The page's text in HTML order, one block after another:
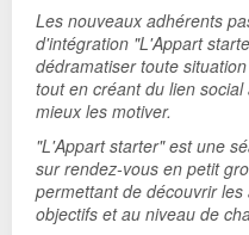
Les nouveaux adhérents
d'intégration "L'Appart
dédramatiser toute
tout en créant du lien
mieux les motiver.
"L'Appart starter" est une
sur rendez-vous en petit
permettant de découvrir
objectifs et au niveau de